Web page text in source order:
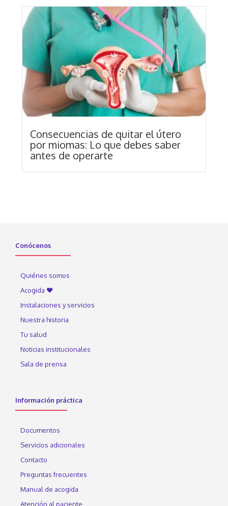
Consecuencias de quitar el útero
por miomas: Lo que debes saber
antes de operarte
Conócenos
Quiénes somos
Acogida ♥
Instalaciones y servicios
Nuestra historia
Tu salud
Noticias institucionales
Sala de prensa
Información práctica
Documentos
Servicios adicionales
Contacto
Preguntas frecuentes
Manual de acogida
Atención al paciente